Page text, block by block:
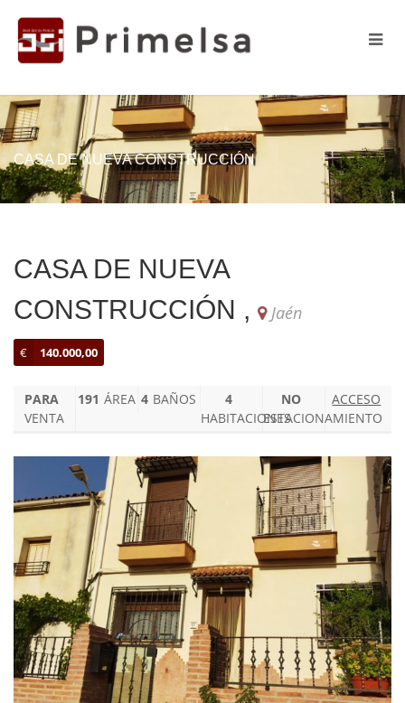
CASA DE NUEVA CONSTRUCCIÓN
CASA DE NUEVA
CONSTRUCCIÓN ,
Jaén
€ 140.000,00
PARA
VENTA
191 ÁREA 4 BAÑOS
4
HABITACIONES
NO
ESTACIONAMIENTO
ACCESO